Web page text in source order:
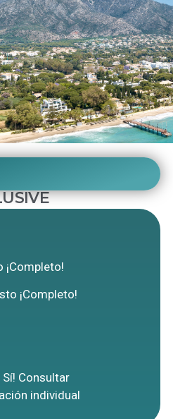
¡Completo!
¡Completo!
Sí! Consultar
individual